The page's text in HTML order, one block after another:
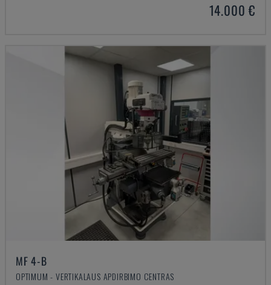
14.000 €
MF 4-B
OPTIMUM - VERTIKALAUS APDIRBIMO CENTRAS